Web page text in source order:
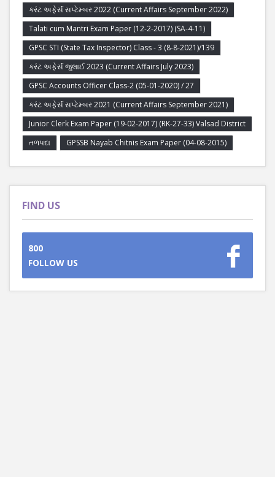
કરંટ અફેર્સ સપ્ટેમ્બર 2022 (Current Affairs September 2022)
Talati cum Mantri Exam Paper (12-2-2017) (SA-4-11)
GPSC STI (State Tax Inspector) Class - 3 (8-8-2021)/139
કરંટ અફેર્સ જુલાઈ 2023 (Current Affairs July 2023)
GPSC Accounts Officer Class-2 (05-01-2020) / 27
કરંટ અફેર્સ સપ્ટેમ્બર 2021 (Current Affairs September 2021)
Junior Clerk Exam Paper (19-02-2017) (RK-27-33) Valsad District
તળપદા
GPSSB Nayab Chitnis Exam Paper (04-08-2015)
FIND US
800
FOLLOW US